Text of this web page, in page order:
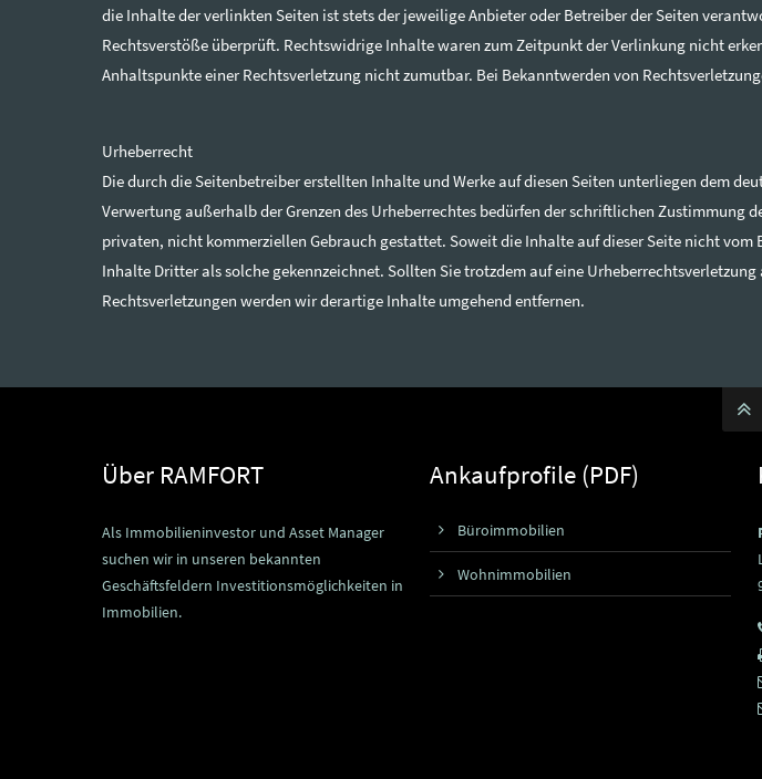
die Inhalte der verlinkten Seiten ist stets der jeweilige Anbieter oder Betreiber der Seiten
Rechtsverstöße überprüft. Rechtswidrige Inhalte waren zum Zeitpunkt der Verlinkung nicht
Anhaltspunkte einer Rechtsverletzung nicht zumutbar. Bei Bekanntwerden von
Urheberrecht
Die durch die Seitenbetreiber erstellten Inhalte und Werke auf diesen Seiten unterliegen dem
Verwertung außerhalb der Grenzen des Urheberrechtes bedürfen der schriftlichen Zustimmung
privaten, nicht kommerziellen Gebrauch gestattet. Soweit die Inhalte auf dieser Seite nicht
Inhalte Dritter als solche gekennzeichnet. Sollten Sie trotzdem auf eine
Rechtsverletzungen werden wir derartige Inhalte umgehend entfernen.
Über RAMFORT
Als Immobilieninvestor und Asset Manager
suchen wir in unseren bekannten
Geschäftsfeldern Investitionsmöglichkeiten in
Immobilien.
Ankaufprofile (PDF)
Büroimmobilien
Wohnimmobilien